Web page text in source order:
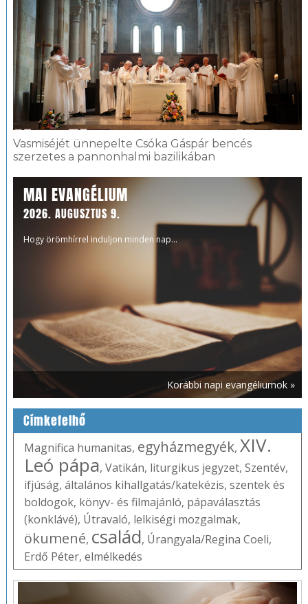
Vasmiséjét ünnepelte Csóka Gáspár bencés
szerzetes a pannonhalmi bazilikában
MAI EVANGÉLIUM
2026. AUGUSZTUS 9.
Hogy örömhírrel induljon minden nap...
Korábbi napi evangéliumok »
Címkefelhő
Magnifica humanitas, egyházmegyék, XIV.
Leó pápa, Vatikán, liturgikus jegyzet, Szentév,
ifjúság, általános kihallgatás/katekézis, szentek és
boldogok, könyv- és filmajánló, pápaválasztás
(konklávé), Útravaló, lelkiségi mozgalmak,
ökumené, család, Úrangyala/Regina Coeli,
Erdő Péter, elmélkedés